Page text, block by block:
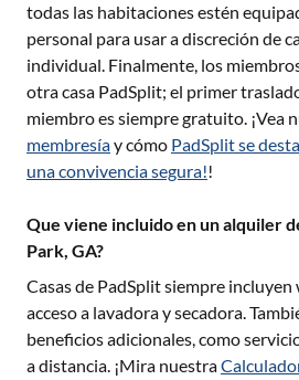
todas las habitaciones estén
personal para usar a discreción de
individual. Finalmente, los
otra casa PadSplit; el primer
miembro es siempre gratuito. ¡Vea
membresíay cómo PadSplit se
una convivencia segura!!
Que viene incluido en un alquiler
Park, GA?
Casas de PadSplit siempre
acceso a lavadora y secadora.
beneficios adicionales, como
a distancia. ¡Mira nuestra